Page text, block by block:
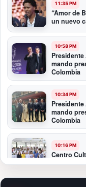
11:35 PM
“Amor de
un nuevo
10:58 PM
mando
Colombia
10:34 PM
mando
Colombia
10:16 PM
Centro
Primer